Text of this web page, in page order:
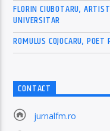
FLORIN CIUBOTARU,
UNIVERSITAR
ROMULUS COJOCARU,
CONTACT
jurnalfm.ro